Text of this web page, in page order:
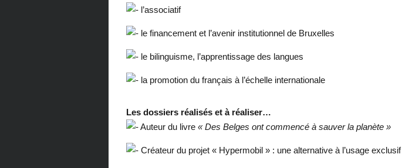
l’associatif
le financement et l’avenir institutionnel de Bruxelles
le bilinguisme, l’apprentissage des langues
la promotion du français à l’échelle internationale
Les dossiers réalisés et à réaliser…
Auteur du livre « Des Belges ont commencé à sauver la planète »
Créateur du projet « Hypermobil » : une alternative à l’usage